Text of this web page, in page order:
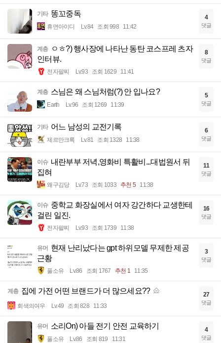
기타 똥꼬중독
휴면아이디 Lv.84 조회 998 11:42
4
댓글
계층
ㅇㅎ?) 행사장에 나타난 동탄 코스프레 츠자
인터뷰.
전자팔찌 Lv.93 조회 1629 11:41
8
댓글
계층 스님은 왜 스님처럼(?) 안 입나요?
Earth Lv.96 조회 1269 11:39
5
댓글
기타 어느 남성의 교전기록
제르만크록 Lv.81 조회 1328 11:38
6
댓글
이슈 내란부부 저녁,영화비 특활비...대법원서 뒤
집혀
왜구김당 Lv.73 조회 1033 추천 5 11:38
11
댓글
이슈 중학교 화장실에서 여자 강간하다 교생한테
걸린 일진.
전자팔찌 Lv.93 조회 1739 11:38
16
댓글
유머 현재 난리났다는 gpt 하위모델 무제한 제공
근황
풀소유 Lv.86 조회 1767 추천 1 11:35
3
댓글
계층 집에 가전 어떤 브랜드가 더 많으세요??
회색의여우 Lv.49 조회 828 11:33
27
댓글
유머 소리On) 아들 전기 안전 교육하기
풀소유 Lv.86 조회 819 11:31
4
댓글